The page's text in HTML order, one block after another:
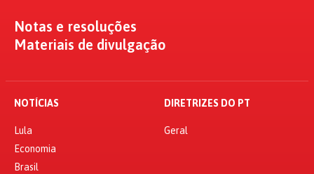
Notas e resoluções
Materiais de divulgação
NOTÍCIAS
Lula
Economia
Brasil
DIRETRIZES DO PT
Geral